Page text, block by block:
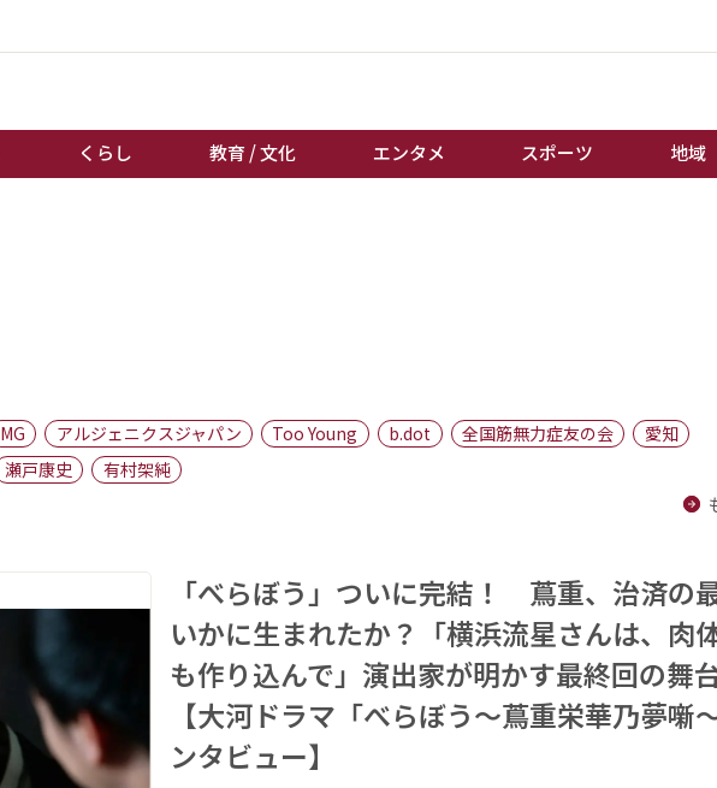
くらし 教育 / 文化 エンタメ スポーツ 地域
地域
棋王戦
MG アルジェニクスジャパン Too Young b.dot 全国筋無力症友の会
愛知
瀬戸康史
有村架純
「べらぼう」ついに完結！ 蔦重、治済の
いかに生まれたか？「横浜流星さんは、肉
も作り込んで」演出家が明かす最終回の舞
【大河ドラマ「べらぼう〜蔦重栄華乃夢噺
ンタビュー】